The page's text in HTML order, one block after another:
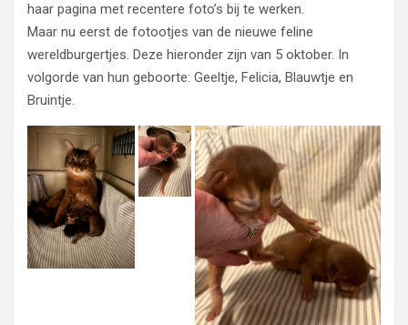
haar pagina met recentere foto’s bij te werken.
Maar nu eerst de fotootjes van de nieuwe feline
wereldburgertjes. Deze hieronder zijn van 5 oktober. In
volgorde van hun geboorte: Geeltje, Felicia, Blauwtje en
Bruintje.